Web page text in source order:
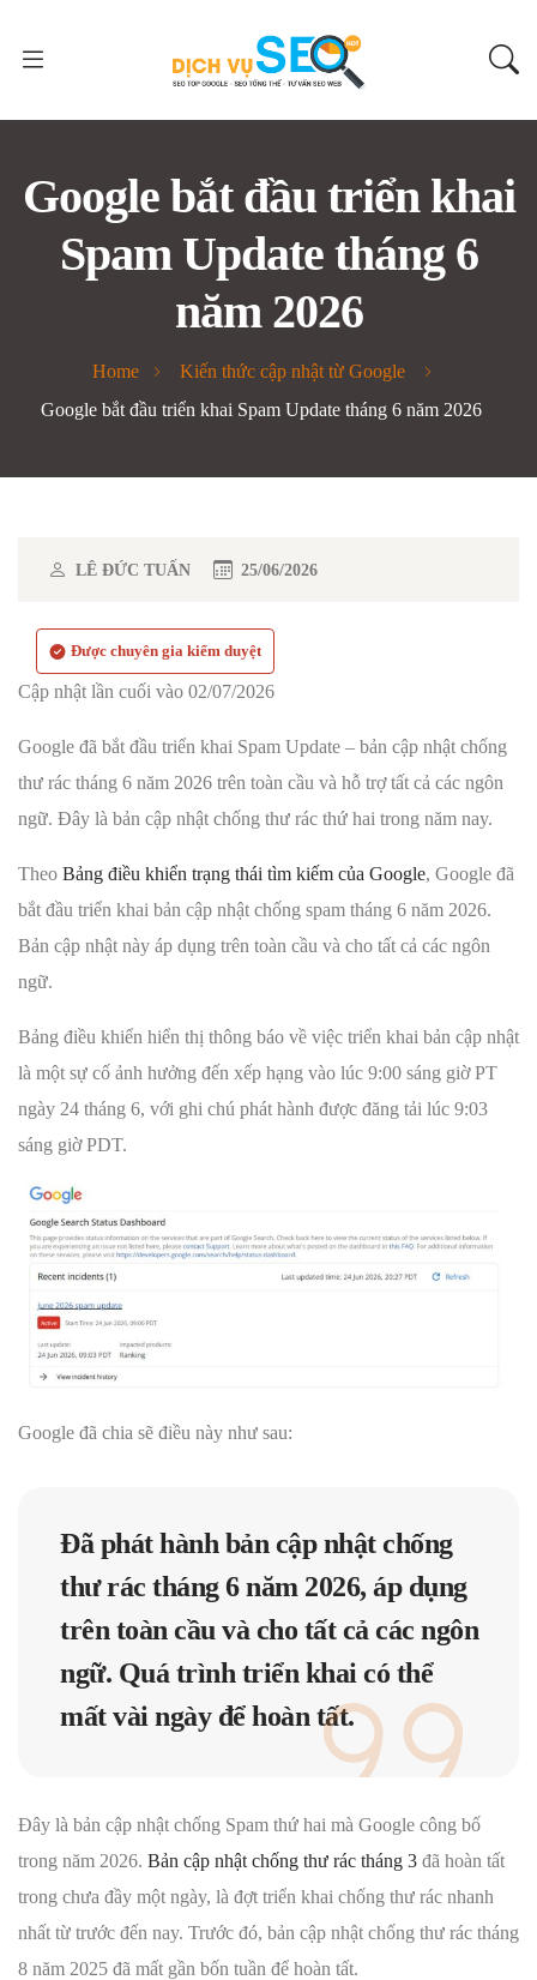
Google bắt đầu triển khai
Spam Update tháng 6
năm 2026
Home
Kiến thức cập nhật từ Google
Google bắt đầu triển khai Spam Update tháng 6 năm 2026
LÊ ĐỨC TUẤN 25/06/2026
Được chuyên gia kiểm duyệt
Cập nhật lần cuối vào 02/07/2026
Google đã bắt đầu triển khai Spam Update – bản cập nhật chống
thư rác tháng 6 năm 2026 trên toàn cầu và hỗ trợ tất cả các ngôn
ngữ. Đây là bản cập nhật chống thư rác thứ hai trong năm nay.
Theo Bảng điều khiển trạng thái tìm kiếm của Google, Google đã
bắt đầu triển khai bản cập nhật chống spam tháng 6 năm 2026.
Bản cập nhật này áp dụng trên toàn cầu và cho tất cả các ngôn
ngữ.
Bảng điều khiển hiển thị thông báo về việc triển khai bản cập nhật
là một sự cố ảnh hưởng đến xếp hạng vào lúc 9:00 sáng giờ PT
ngày 24 tháng 6, với ghi chú phát hành được đăng tải lúc 9:03
sáng giờ PDT.
Google đã chia sẽ điều này như sau:
Đã phát hành bản cập nhật chống
thư rác tháng 6 năm 2026, áp dụng
trên toàn cầu và cho tất cả các ngôn
ngữ. Quá trình triển khai có thể
mất vài ngày để hoàn tất.
Đây là bản cập nhật chống Spam thứ hai mà Google công bố
trong năm 2026. Bản cập nhật chống thư rác tháng 3 đã hoàn tất
trong chưa đầy một ngày, là đợt triển khai chống thư rác nhanh
nhất từ ​​trước đến nay. Trước đó, bản cập nhật chống thư rác tháng
8 năm 2025 đã mất gần bốn tuần để hoàn tất.